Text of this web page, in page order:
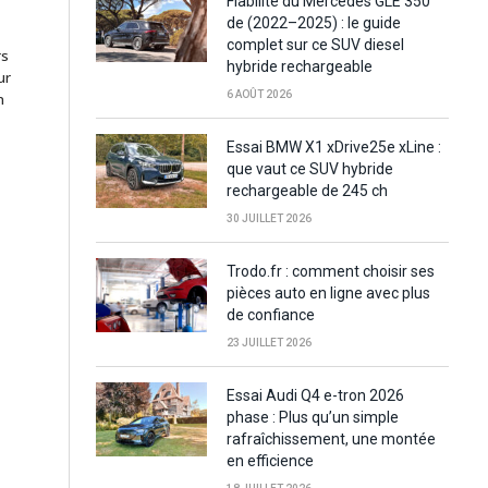
de (2022–2025) : le guide
complet sur ce SUV diesel
hybride rechargeable
6 AOÛT 2026
Essai BMW X1 xDrive25e xLine :
que vaut ce SUV hybride
rechargeable de 245 ch
30 JUILLET 2026
Trodo.fr : comment choisir ses
pièces auto en ligne avec plus
de confiance
23 JUILLET 2026
Essai Audi Q4 e-tron 2026
phase : Plus qu’un simple
rafraîchissement, une montée
en efficience